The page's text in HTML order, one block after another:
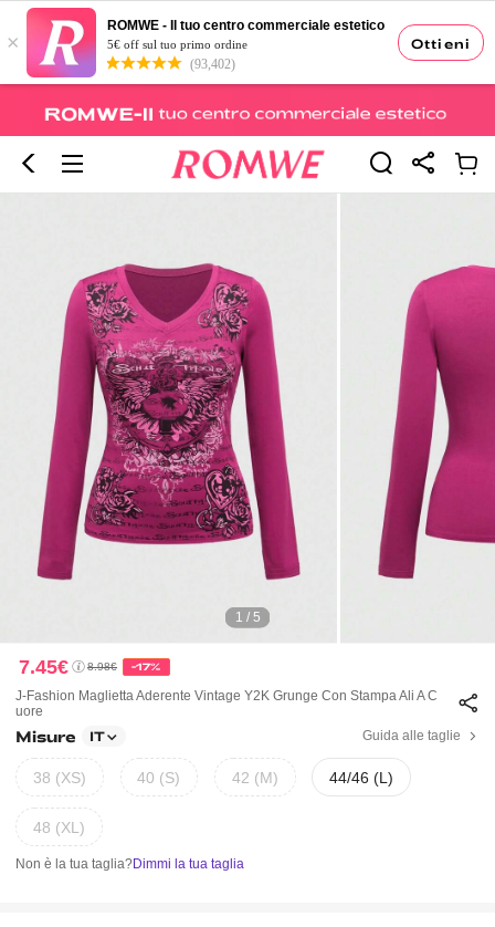
Ottieni
×
ROMWE - Il tuo centro commerciale estetico
5€ off sul tuo primo ordine
(93,402)
1 / 5
7.45€ 8.98€ -17%
J-Fashion Maglietta Aderente Vintage Y2K Grunge Con Stampa Ali A C
Uore
Misure IT Guida alle taglie
38 (XS) 40 (S) 42 (M) 44/46 (L)
48 (XL)
Non è la tua taglia?Dimmi la tua taglia